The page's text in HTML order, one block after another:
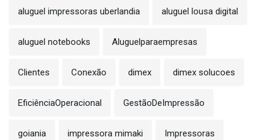
aluguel impressoras uberlandia aluguel lousa digital
aluguel notebooks Aluguelparaempresas
Clientes Conexão dimex dimex solucoes
EficiênciaOperacional GestãoDeImpressão
goiania impressora mimaki Impressoras